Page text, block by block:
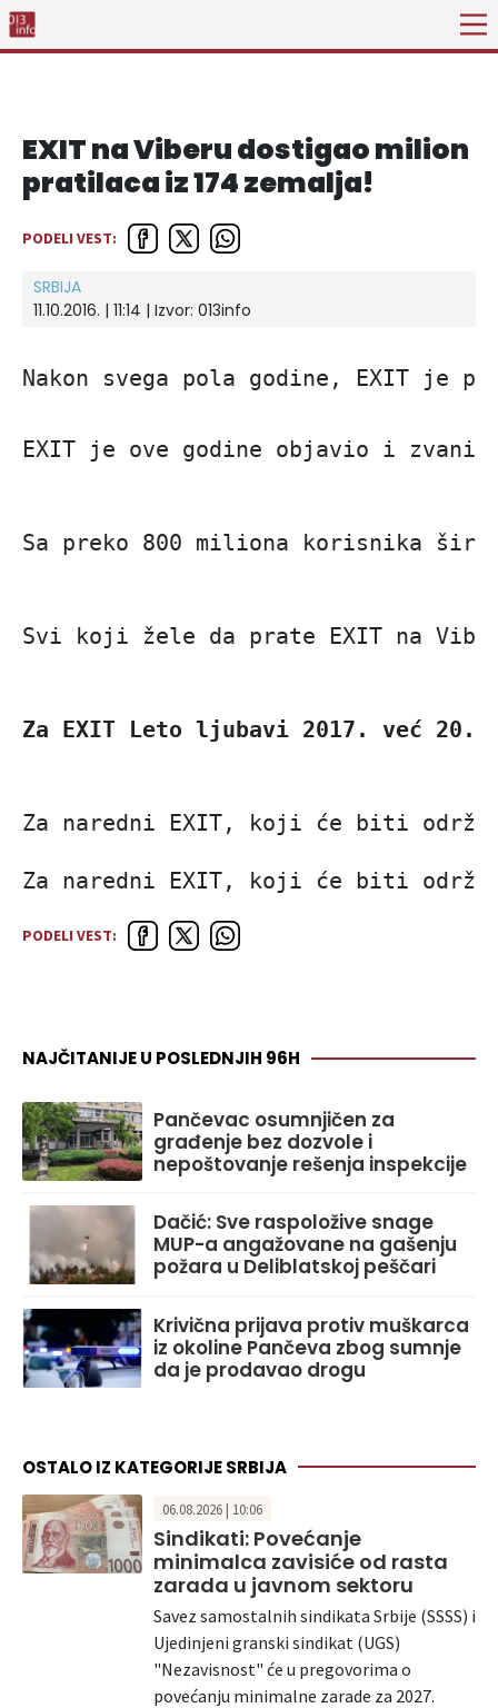
EXIT na Viberu dostigao milion
pratilaca iz 174 zemalja!
PODELI VEST:
SRBIJA
11.10.2016. | 11:14 | Izvor: 013info
Nakon svega pola godine, EXIT je
EXIT je ove godine objavio i
Sa preko 800 miliona korisnika
Svi koji žele da prate EXIT na
Za EXIT Leto ljubavi 2017. već
Za naredni EXIT, koji će biti
Za naredni EXIT, koji će biti
PODELI VEST:
NAJČITANIJE U POSLEDNJIH 96H
Pančevac osumnjičen za
građenje bez dozvole i
nepoštovanje rešenja inspekcije
Dačić: Sve raspoložive snage
MUP-a angažovane na gašenju
požara u Deliblatskoj peščari
Krivična prijava protiv muškarca
iz okoline Pančeva zbog sumnje
da je prodavao drogu
OSTALO IZ KATEGORIJE SRBIJA
06.08.2026 | 10:06
Sindikati: Povećanje
minimalca zavisiće od rasta
zarada u javnom sektoru
Savez samostalnih sindikata Srbije (SSSS) i
Ujedinjeni granski sindikat (UGS)
"Nezavisnost" će u pregovorima o
povećanju minimalne zarade za 2027.